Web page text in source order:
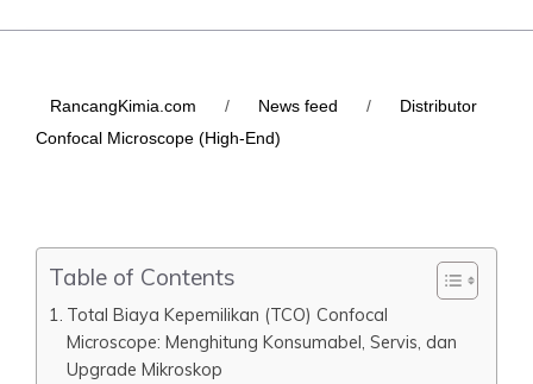
RancangKimia.com / News feed /
Distributor
Confocal Microscope (High-End)
Table of Contents
Total Biaya Kepemilikan (TCO) Confocal
Microscope: Menghitung Konsumabel, Servis, dan
Upgrade Mikroskop